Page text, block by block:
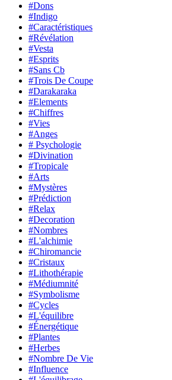
#Dons
#Indigo
#Caractéristiques
#Révélation
#Vesta
#Esprits
#Sans Cb
#Trois De Coupe
#Darakaraka
#Elements
#Chiffres
#Vies
#Anges
# Psychologie
#Divination
#Tropicale
#Arts
#Mystères
#Prédiction
#Relax
#Decoration
#Nombres
#L'alchimie
#Chiromancie
#Cristaux
#Lithothérapie
#Médiumnité
#Symbolisme
#Cycles
#L'équilibre
#Énergétique
#Plantes
#Herbes
#Nombre De Vie
#Influence